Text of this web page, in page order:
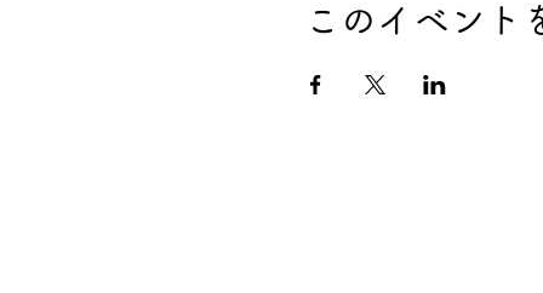
このイベント